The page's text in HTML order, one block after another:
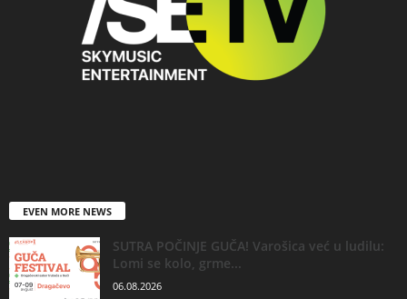
EVEN MORE NEWS
SUTRA POČINJE GUČA! Varošica već u ludilu:
Lomi se kolo, grme...
06.08.2026